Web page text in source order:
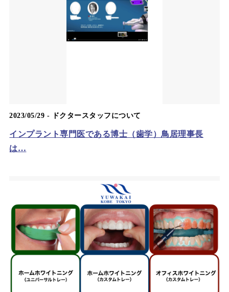
2023/05/29 - ドクタースタッフについて
インプラント専門医である博士（歯学）鳥居理事長
は…